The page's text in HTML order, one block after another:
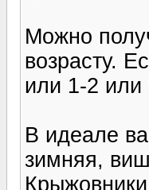
Можно
возрасту.
или 1-2 или
В идеале
зимняя,